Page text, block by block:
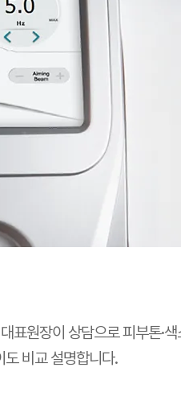
원장이 상담으로 피부톤·색
도 비교 설명합니다.